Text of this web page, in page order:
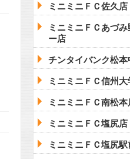
ミニミニＦＣ佐久店
ミニミニＦＣあづみ
ー店
チンタイバンク松本
ミニミニＦＣ信州
ミニミニＦＣ南松本
ミニミニＦＣ塩尻店
ミニミニＦＣ塩尻